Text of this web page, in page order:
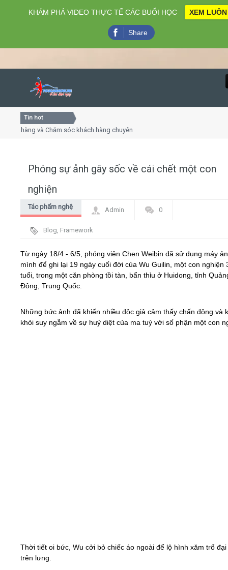
Close
Home
Video
Kiến thức
Tin hot
hàng và Chăm sóc khách hàng chuyên nghiệp
Phóng sự ảnh gây sốc về cái chết một con
nghiện
Tác phẩm nghệ
Admin 0
Blog, Framework
Từ ngày 18/4 - 6/5, phóng viên Chen Weibin đã sử dụng máy
mình để ghi lại 19 ngày cuối đời của Wu Guilin, một con nghiện
tuổi, trong một căn phòng tồi tàn, bẩn thỉu ở Huidong, tỉnh
Đông, Trung Quốc.
Những bức ảnh đã khiến nhiều độc giả cảm thấy chấn động và
khỏi suy ngẫm về sự huỷ diệt của ma tuý với số phận một con
Thời tiết oi bức, Wu cởi bỏ chiếc áo ngoài để lộ hình xăm trổ
trên lưng.
KHÁM PHÁ VIDEO THỰC TẾ CÁC BUỔI HỌC XEM LUÔN
Share